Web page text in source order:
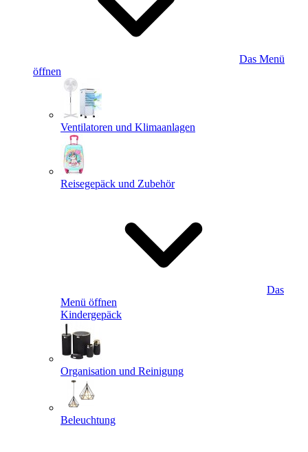
Das Menü
öffnen
Ventilatoren und Klimaanlagen
Reisegepäck und Zubehör
Das
Menü öffnen
Kindergepäck
Organisation und Reinigung
Beleuchtung